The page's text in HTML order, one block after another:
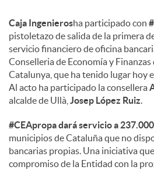
i
d
o
s
Caja Ingenierosha participado con
pistoletazo de salida de la primera
servicio financiero de oficina
Conselleria de Economía y
Catalunya, que ha tenido lugar hoy
Al acto ha participado la consellera
alcalde de Ullà, Josep López Ruiz.
#CEApropa dará servicio a
municipios de Cataluña que no
bancarias propias. Una iniciativa
compromiso de la Entidad con la